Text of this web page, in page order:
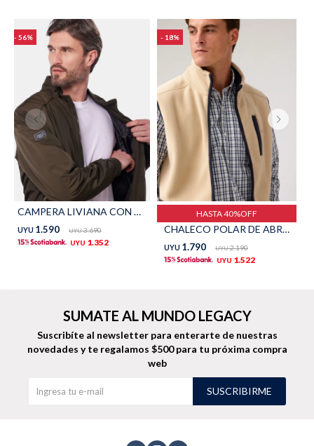
56
CAMPERA LIVIANA CON PUÑOS - Verde
UYU 1.590 UYU 3.690
UYU 1.352
18
HASTA 40%OFF
CHALECO POLAR DE ABRIGO - Beige
UYU 1.790 UYU 2.190
UYU 1.522
SUMATE AL MUNDO LEGACY
Suscribíte al newsletter para enterarte de nuestras
novedades y te regalamos $500 para tu próxima compra
web
SUSCRIBIRME
Shorts Trajes
Sacos Calzado
TALLES GRANDES Uniformes empresariales